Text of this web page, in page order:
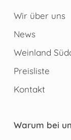
Wir über uns
News
Weinland
Preisliste
Kontakt
Warum bei